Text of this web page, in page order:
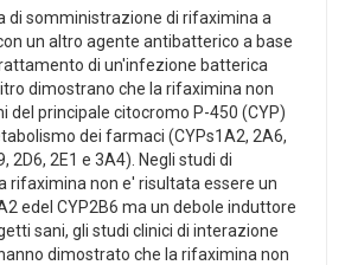
di somministrazione di rifaximina a
un altro agente antibatterico a base
di un'infezione batterica
dimostrano che la rifaximina non
del principale citocromo P-450 (CYP)
dei farmaci (CYPs1A2, 2A6,
2D6, 2E1 e 3A4). Negli studi di
rifaximina non e' risultata essere un
edel CYP2B6 ma un debole induttore
sani, gli studi clinici di interazione
dimostrato che la rifaximina non